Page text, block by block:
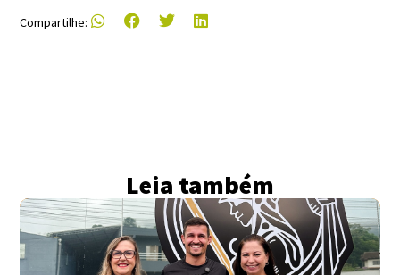
Compartilhe:
Leia também